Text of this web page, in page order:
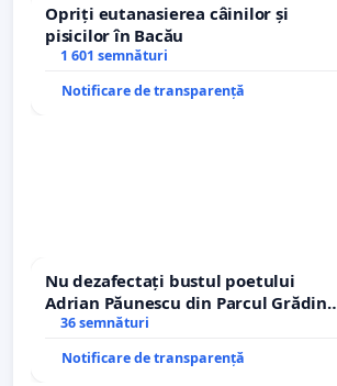
Opriți eutanasierea câinilor și
pisicilor în Bacău
1 601 semnături
Notificare de transparență
Nu dezafectați bustul poetului
Adrian Păunescu din Parcul Grădina
Icoanei! Stop cenzurii culturale!
36 semnături
Notificare de transparență